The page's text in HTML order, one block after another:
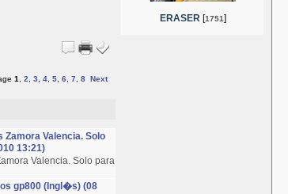
1 2 3 4 5 6 7 8 Next
Valencia. Solo
13:21)
Valencia. Solo para
gp800 (Ingl�s) (08
ERASER[1751]